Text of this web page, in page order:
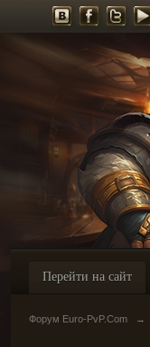
Перейти на сайт
Форум Euro-PvP.Com →